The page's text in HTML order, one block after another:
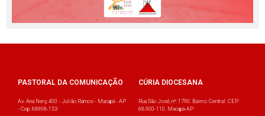
PASTORAL DA COMUNICAÇÃO
Av. Ana Nery, 400 - Julião Ramos - Macapá - AP
- Cep: 68908-153
CÚRIA DIOCESANA
Rua São José, nº: 1790. Bairro: Central. CEP:
68.900-110. Macapá-AP